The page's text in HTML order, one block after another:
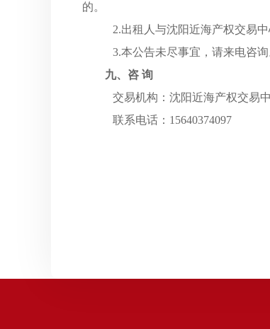
的。
2.出租人与沈阳近海产权交易
3.本公告未尽事宜，请来电咨询
九、咨 询
交易机构：沈阳近海产权交易
联系电话：15640374097